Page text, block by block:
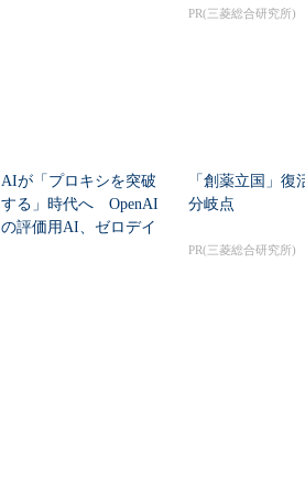
PR(三菱総合研究所)
AIが「プロキシを突破
する」時代へ OpenAI
の評価用AI、ゼロデイ
「創薬立国」復
分岐点
PR(三菱総合研究所)